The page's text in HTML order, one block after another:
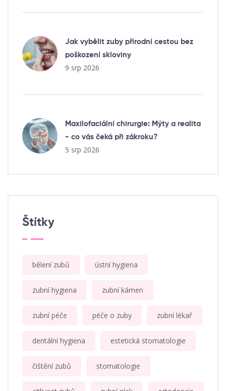
Jak vybělit zuby přírodní cestou bez
poškození skloviny
9 srp 2026
Maxilofaciální chirurgie: Mýty a realita
- co vás čeká při zákroku?
5 srp 2026
Štítky
bělení zubů ústní hygiena
zubní hygiena zubní kámen
zubní péče péče o zuby zubní lékař
dentální hygiena estetická stomatologie
čištění zubů stomatologie